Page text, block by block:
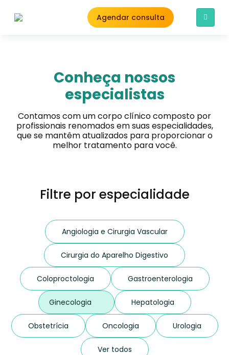
Agendar consulta
Conheça nossos
especialistas
Contamos com um corpo clínico composto por
profissionais renomados em suas especialidades,
que se mantêm atualizados para proporcionar o
melhor tratamento para você.
Filtre por especialidade
Ver todos
Angiologia e Cirurgia Vascular
Cirurgia do Aparelho Digestivo
Coloproctologia Gastroenterologia
Ginecologia Hepatologia
Obstetrícia Oncologia Urologia